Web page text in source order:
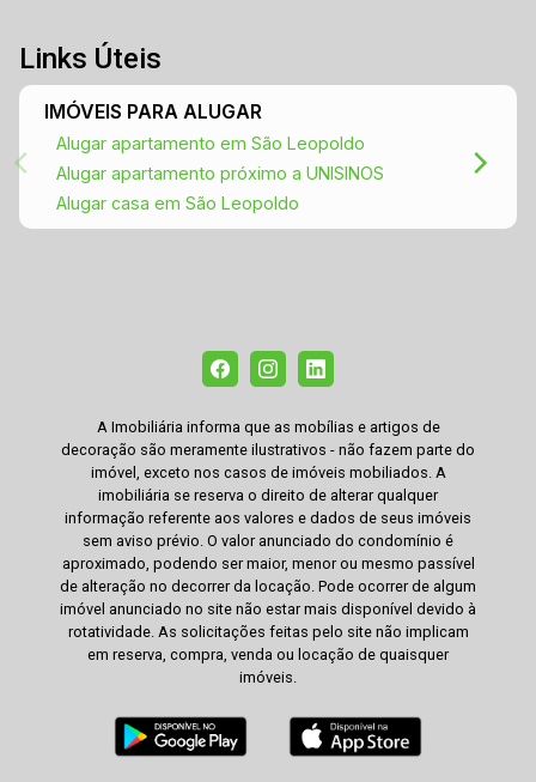
Links Úteis
IMÓVEIS PARA ALUGAR
Alugar apartamento em São Leopoldo
Alugar apartamento próximo a UNISINOS
Alugar casa em São Leopoldo
A Imobiliária informa que as mobílias e artigos de
decoração são meramente ilustrativos - não fazem parte do
imóvel, exceto nos casos de imóveis mobiliados. A
imobiliária se reserva o direito de alterar qualquer
informação referente aos valores e dados de seus imóveis
sem aviso prévio. O valor anunciado do condomínio é
aproximado, podendo ser maior, menor ou mesmo passível
de alteração no decorrer da locação. Pode ocorrer de algum
imóvel anunciado no site não estar mais disponível devido à
rotatividade. As solicitações feitas pelo site não implicam
em reserva, compra, venda ou locação de quaisquer
imóveis.